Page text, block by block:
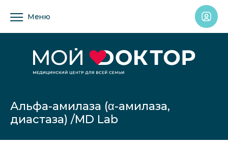
Меню
Альфа-амилаза (α-амилаза,
диастаза) /MD Lab